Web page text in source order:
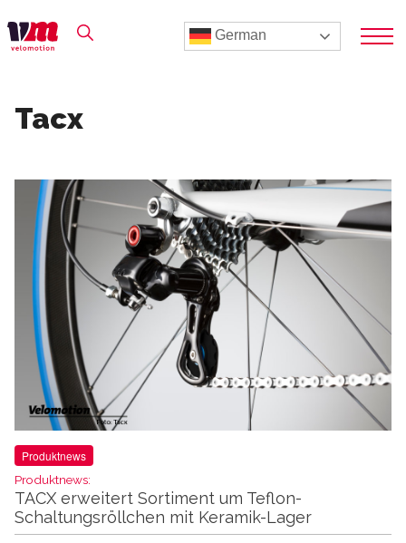
German
Tacx
Produktnews
Produktnews:
TACX erweitert Sortiment um Teflon-
Schaltungsröllchen mit Keramik-Lager